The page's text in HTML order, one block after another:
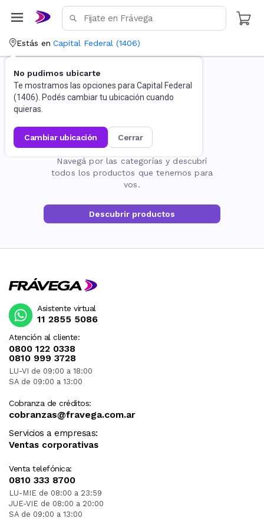
Estás en Capital Federal (1406)
No pudimos ubicarte
Te mostramos las opciones para Capital Federal
(1406). Podés cambiar tu ubicación cuando
quieras.
cambiar ubicación cerrar
La página no existe
Navegá por las categorías y descubrí
todos los productos que tenemos para
vos.
Descubrir productos
Atención al cliente:
0800 122 0338
0810 999 3728
LU-VI de 09:00 a 18:00
SA de 09:00 a 13:00
Cobranza de créditos:
cobranzas@fravega.com.ar
Servicios a empresas:
Ventas corporativas
Venta telefónica:
0810 333 8700
LU-MIE de 08:00 a 23:59
JUE-VIE de 08:00 a 20:00
SA de 09:00 a 13:00
Asistente virtual
11 2855 5086